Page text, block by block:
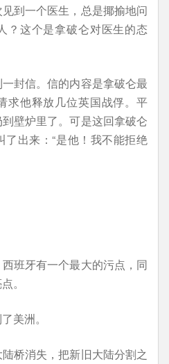
到一个医生，总是揶揄地问
？这个是拿破仑对医生的态
封信。信的内容是拿破仑最
求他释放几位英国战俘。平
壁炉里了。可是这回拿破仑
出来：“是他！我不能拒绝
班牙有一个最大的污点，同
。
美洲。
桥消失，把新旧大陆分割之